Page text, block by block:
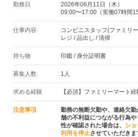
勤務日
2026年06月11日（木）
09:00〜17:00（実働07時間15
仕事内容
コンビニスタッフ(ファミリ
レジ / 品出し / 清掃
持ち物 印鑑 /身分証明書
募集人数 1人
求める経験 【必須】ファミリーマート
注意事項
勤務の無断欠勤や、連絡欠
舗の不利益につながる行為
性が確認された場合は、
シ
利用を停止させていただきま